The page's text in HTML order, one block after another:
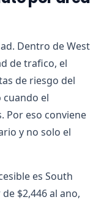
Dentro de West
de trafico, el
de riesgo del
el
Por eso conviene
y no solo el
es South
$2,446 al ano,